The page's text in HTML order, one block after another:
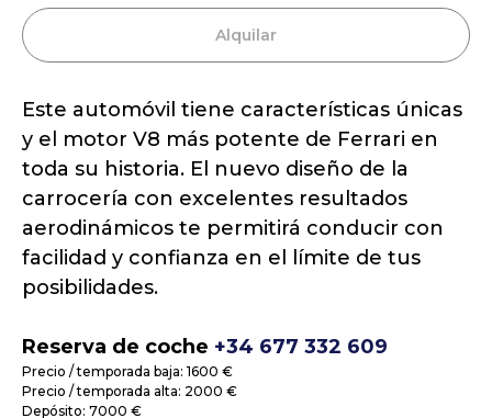
Alquilar
Este automóvil tiene características únicas
y el motor V8 más potente de Ferrari en
toda su historia. El nuevo diseño de la
carrocería con excelentes resultados
aerodinámicos te permitirá conducir con
facilidad y confianza en el límite de tus
posibilidades.
Reserva de coche +34 677 332 609
Precio / temporada baja: 1600 €
Precio / temporada alta: 2000 €
Depósito: 7000 €